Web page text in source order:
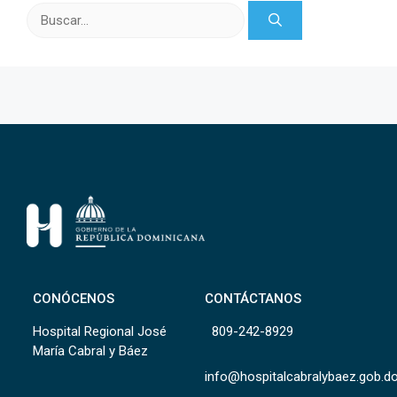
CONÓCENOS
Hospital Regional José
María Cabral y Báez
CONTÁCTANOS
809-242-8929